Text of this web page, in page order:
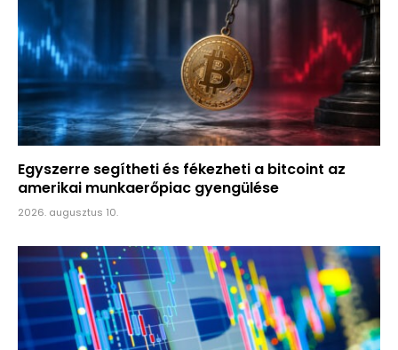
Egyszerre segítheti és fékezheti a bitcoint az
amerikai munkaerőpiac gyengülése
2026. augusztus 10.